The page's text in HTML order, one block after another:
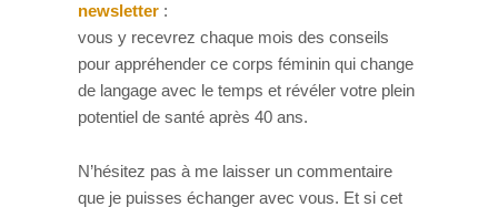
newsletter :
vous y recevrez chaque mois des conseils
pour appréhender ce corps féminin qui change
de langage avec le temps et révéler votre plein
potentiel de santé après 40 ans.
N’hésitez pas à me laisser un commentaire
que je puisses échanger avec vous. Et si cet